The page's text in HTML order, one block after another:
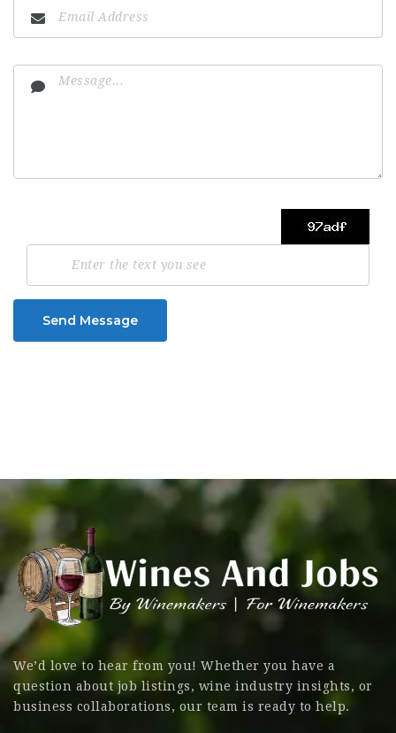
Send Message
We’d love to hear from you! Whether you have a
question about job listings, wine industry insights, or
business collaborations, our team is ready to help.